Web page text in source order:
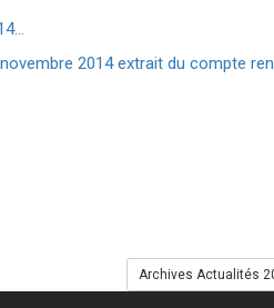
2014 extrait du compte
Archives Actualités